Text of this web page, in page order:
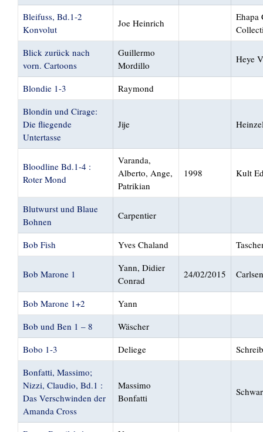
Bleifuss, Bd.1-2
Konvolut
Joe Heinrich
Ehapa
Blick zurück nach
vorn. Cartoons
Guillermo
Mordillo
Heye
Blondie 1-3
Raymond
Blondin und Cirage:
Die fliegende
Untertasse
Jije
Bloodline Bd.1-4 :
Roter Mond
Varanda,
Alberto, Ange,
Patrikian
1998 Kult
Blutwurst und Blaue
Bohnen
Carpentier
Bob Fish Yves Chaland
Bob Marone 1
Yann, Didier
Conrad
24/02/2015 Carlsen
Bob Marone 1+2
Yann
Bob und Ben 1 – 8
Wäscher
Bobo 1-3
Deliege
Bonfatti, Massimo;
Nizzi, Claudio, Bd.1 :
Das Verschwinden der
Amanda Cross
Massimo
Bonfatti